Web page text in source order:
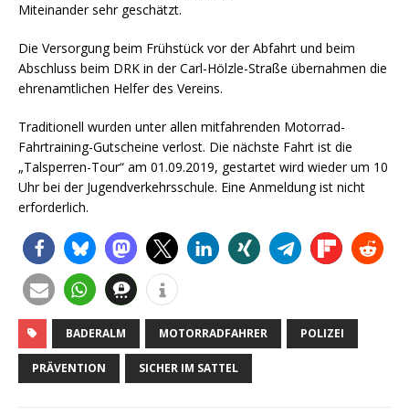
Miteinander sehr geschätzt.
Die Versorgung beim Frühstück vor der Abfahrt und beim
Abschluss beim DRK in der Carl-Hölzle-Straße übernahmen die
ehrenamtlichen Helfer des Vereins.
Traditionell wurden unter allen mitfahrenden Motorrad-
Fahrtraining-Gutscheine verlost. Die nächste Fahrt ist die
„Talsperren-Tour“ am 01.09.2019, gestartet wird wieder um 10
Uhr bei der Jugendverkehrsschule. Eine Anmeldung ist nicht
erforderlich.
BADERALM MOTORRADFAHRER POLIZEI
PRÄVENTION SICHER IM SATTEL